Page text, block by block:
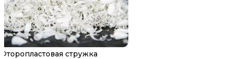
Фторопластовая стружка